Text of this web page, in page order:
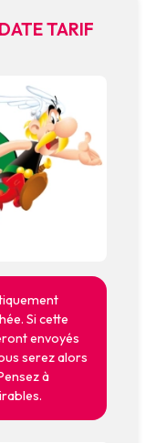
TARIF
Si cette
envoyés
serez alors
à